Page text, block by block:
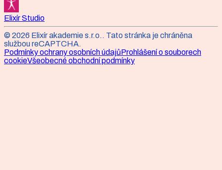
Elixír Studio
© 2026 Elixír akademie s.r.o. . Tato stránka je chráněna
službou reCAPTCHA.
Podmínky ochrany osobních údajůProhlášení o souborech
cookieVšeobecné obchodní podmínky